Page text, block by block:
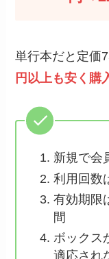
単行本だと定価
円以上も安く購
新規で会
利用回数
有効期限
間
ボックス
適応され